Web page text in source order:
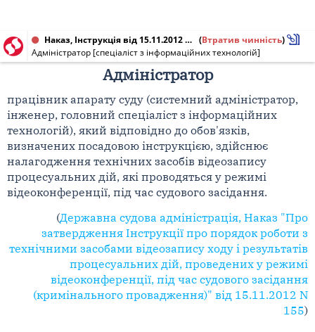
Наказ, Інструкція від 15.11.2012 № 155 (Втратив чинність)
Адміністратор [спеціаліст з інформаційних технологій]